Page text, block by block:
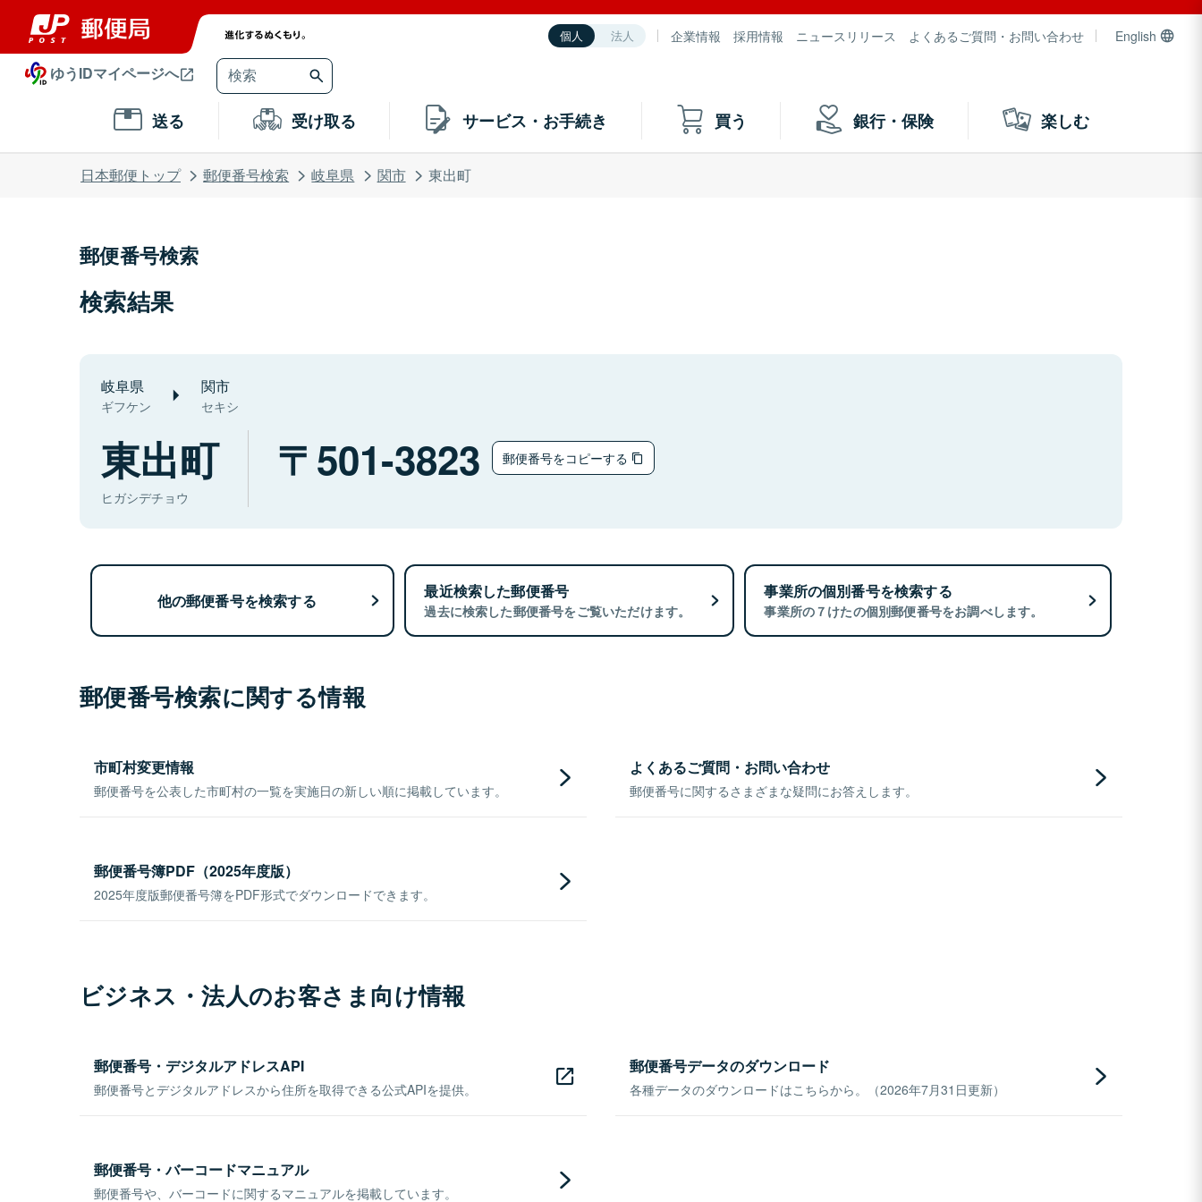
個人 法人 企業情報 採用情報 ニュースリリース よくあるご質問・お問い合わせ English
ゆうIDマイページへ
送る 受け取る サービス・お手続き 買う 銀行・保険 楽しむ
日本郵便トップ 郵便番号検索 岐阜県 関市 東出町
郵便番号検索
検索結果
岐阜県
ギフケン
関市
セキシ
東出町
ヒガシデチョウ
501-3823 郵便番号をコピーする
他の郵便番号を検索する 最近検索した郵便番号
過去に検索した郵便番号をご覧いただけます。
事業所の個別番号を検索する
事業所の７けたの個別郵便番号をお調べします。
郵便番号検索に関する情報
市町村変更情報
郵便番号を公表した市町村の一覧を実施日の新しい順に掲載しています。
よくあるご質問・お問い合わせ
郵便番号に関するさまざまな疑問にお答えします。
郵便番号簿PDF（2025年度版）
2025年度版郵便番号簿をPDF形式でダウンロードできます。
ビジネス・法人のお客さま向け情報
郵便番号・デジタルアドレスAPI
郵便番号とデジタルアドレスから住所を取得できる公式APIを提供。
郵便番号データのダウンロード
各種データのダウンロードはこちらから。（2026年7月31日更新）
郵便番号・バーコードマニュアル
郵便番号や、バーコードに関するマニュアルを掲載しています。